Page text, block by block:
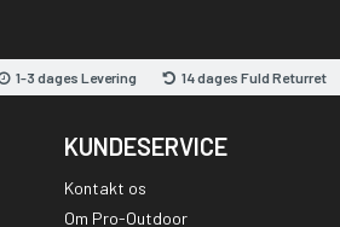
1-3 dages Levering 14 dages Fuld Returret
KUNDESERVICE
Kontakt os
Om Pro-Outdoor